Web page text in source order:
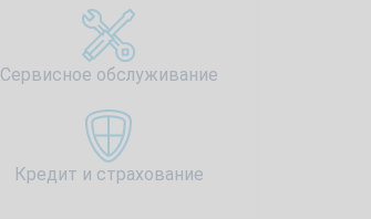
Сервисное обслуживание
Кредит и страхование